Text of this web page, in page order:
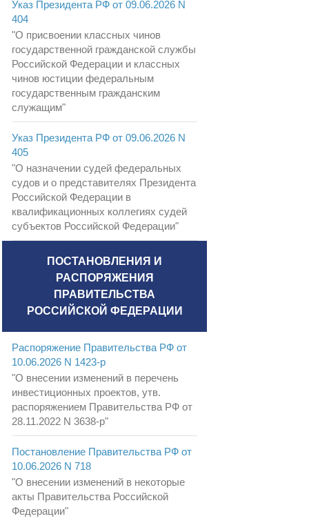
Указ Президента РФ от 09.06.2026 N
404
"О присвоении классных чинов
государственной гражданской службы
Российской Федерации и классных
чинов юстиции федеральным
государственным гражданским
служащим"
Указ Президента РФ от 09.06.2026 N
405
"О назначении судей федеральных
судов и о представителях Президента
Российской Федерации в
квалификационных коллегиях судей
субъектов Российской Федерации"
ПОСТАНОВЛЕНИЯ И
РАСПОРЯЖЕНИЯ
ПРАВИТЕЛЬСТВА
РОССИЙСКОЙ ФЕДЕРАЦИИ
Распоряжение Правительства РФ от
10.06.2026 N 1423-р
"О внесении изменений в перечень
инвестиционных проектов, утв.
распоряжением Правительства РФ от
28.11.2022 N 3638-р"
Постановление Правительства РФ от
10.06.2026 N 718
"О внесении изменений в некоторые
акты Правительства Российской
Федерации"